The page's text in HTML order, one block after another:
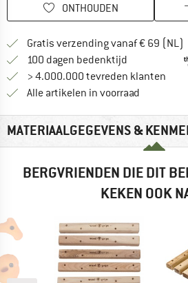
ONTHOUDEN
Gratis verzending vanaf € 69 (NL)
100 dagen bedenktijd Vind de
> 4.000.000 tevreden klanten
Alle artikelen in voorraad
MATERIAALGEGEVENS &
BERGVRIENDEN DIE DIT
KEKEN OOK